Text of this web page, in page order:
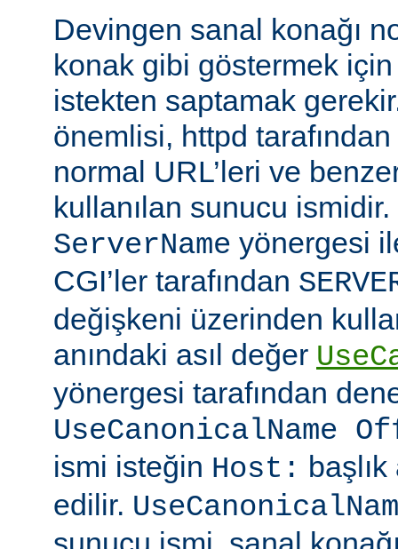
Devingen sanal konağı
konak gibi göstermek
istekten saptamak
önemlisi, httpd
normal URL’leri ve
kullanılan sunucu
ServerName yönergesi
CGI’ler tarafından
değişkeni üzerinden
anındaki asıl değer
yönergesi tarafından
UseCanonicalName
ismi isteğin Host:
edilir.